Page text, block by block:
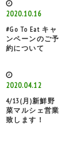
2020.10.16
#Go To Eat キャ
ンペーンのご予
約について
2020.04.12
4/13(月)新鮮野
菜マルシェ営業
致します！